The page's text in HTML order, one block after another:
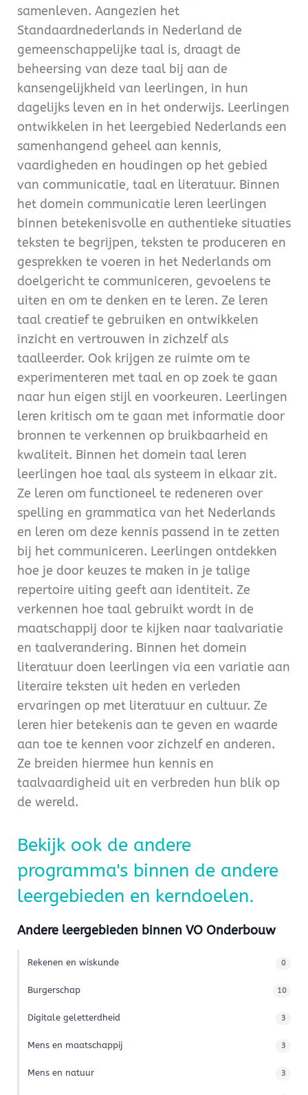
samenleven. Aangezien het
Standaardnederlands in Nederland de
gemeenschappelijke taal is, draagt de
beheersing van deze taal bij aan de
kansengelijkheid van leerlingen, in hun
dagelijks leven en in het onderwijs. Leerlingen
ontwikkelen in het leergebied Nederlands een
samenhangend geheel aan kennis,
vaardigheden en houdingen op het gebied
van communicatie, taal en literatuur. Binnen
het domein communicatie leren leerlingen
binnen betekenisvolle en authentieke situaties
teksten te begrijpen, teksten te produceren en
gesprekken te voeren in het Nederlands om
doelgericht te communiceren, gevoelens te
uiten en om te denken en te leren. Ze leren
taal creatief te gebruiken en ontwikkelen
inzicht en vertrouwen in zichzelf als
taalleerder. Ook krijgen ze ruimte om te
experimenteren met taal en op zoek te gaan
naar hun eigen stijl en voorkeuren. Leerlingen
leren kritisch om te gaan met informatie door
bronnen te verkennen op bruikbaarheid en
kwaliteit. Binnen het domein taal leren
leerlingen hoe taal als systeem in elkaar zit.
Ze leren om functioneel te redeneren over
spelling en grammatica van het Nederlands
en leren om deze kennis passend in te zetten
bij het communiceren. Leerlingen ontdekken
hoe je door keuzes te maken in je talige
repertoire uiting geeft aan identiteit. Ze
verkennen hoe taal gebruikt wordt in de
maatschappij door te kijken naar taalvariatie
en taalverandering. Binnen het domein
literatuur doen leerlingen via een variatie aan
literaire teksten uit heden en verleden
ervaringen op met literatuur en cultuur. Ze
leren hier betekenis aan te geven en waarde
aan toe te kennen voor zichzelf en anderen.
Ze breiden hiermee hun kennis en
taalvaardigheid uit en verbreden hun blik op
de wereld.
Bekijk ook de andere
programma's binnen de andere
leergebieden en kerndoelen.
Andere leergebieden binnen VO Onderbouw
Rekenen en wiskunde 0
Burgerschap 10
Digitale geletterdheid 3
Mens en maatschappij 3
Mens en natuur 3